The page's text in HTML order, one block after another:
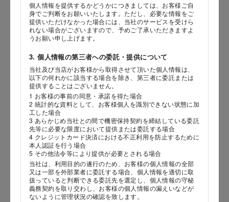
個人情報を提供するかどうかにつきましては、お客様ご自
身でご判断をお願いいたします。ただし、必要な情報をご
提供いただけなかった場合には、当社のサービスを受けら
れない場合がございますので、予めご了承いただきますよ
うお願い申し上げます。
3. 個人情報の第三者への委託・提供について
当社及び当店がお客様から取得させて頂いた個人情報は、
以下の何れかに該当する場合を除き、第三者に委託または
提供することはございません。
1 お客様の事前の同意・承諾を得た場合
2 統計的な資料として、お客様個人を識別できない状態に加
工した場合
3 あらかじめ当社との間で機密保持契約を締結している委託
先等に必要な限度において提供または委託する場合
4 クレジットカード決済における不正利用を防止するために
本人認証を行う場合
5 その他法令等により提供が必要とされる場合
当社は、利用目的の遂行のため、お客様の個人情報の全部
又は一部を外部業者に委託する場合、個人情報を適切に取
扱っていると判断できる委託先を選定し、個人情報の守秘
義務契約を取り交わし、お客様の個人情報の漏えいなどが
ないように管理状況の確認を致します。
年
月 日
岳や末広がりを意味す
やつ時」という意味を込
。雄大な八ヶ岳山麓の自
れる、こだわりのスイー
海外 Overseas shops
Indonesia
Malaysia
Hong Kong
UAE
Thailand
Vietnam